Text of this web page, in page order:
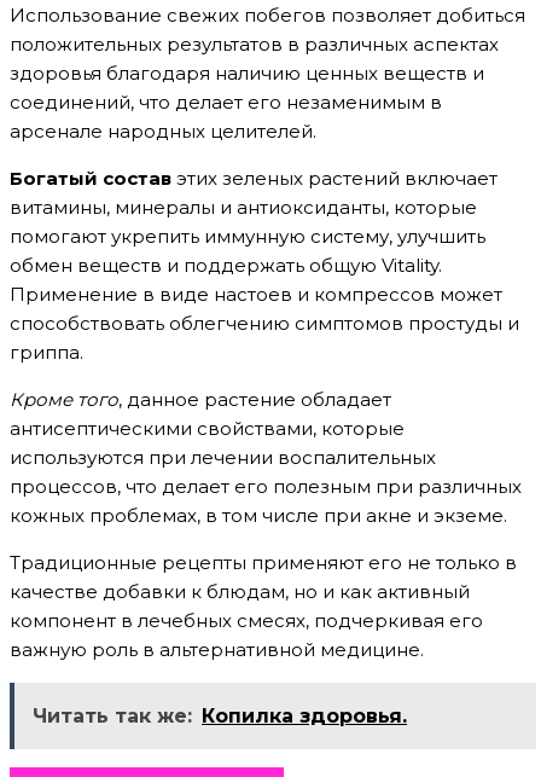
Использование свежих побегов позволяет добиться
положительных результатов в различных аспектах
здоровья благодаря наличию ценных веществ и
соединений, что делает его незаменимым в
арсенале народных целителей.
Богатый состав этих зеленых растений включает
витамины, минералы и антиоксиданты, которые
помогают укрепить иммунную систему, улучшить
обмен веществ и поддержать общую Vitality.
Применение в виде настоев и компрессов может
способствовать облегчению симптомов простуды и
гриппа.
Кроме того, данное растение обладает
антисептическими свойствами, которые
используются при лечении воспалительных
процессов, что делает его полезным при различных
кожных проблемах, в том числе при акне и экземе.
Традиционные рецепты применяют его не только в
качестве добавки к блюдам, но и как активный
компонент в лечебных смесях, подчеркивая его
важную роль в альтернативной медицине.
Читать так же: Копилка здоровья.